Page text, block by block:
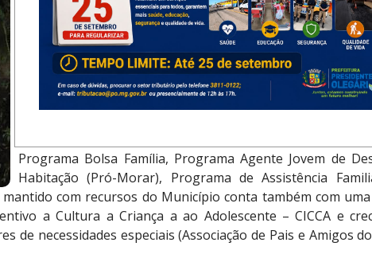
da atividade turística, novas oportunidades surgiram e
meios de hospedagem na cidade e um restaurante
A Prefeitura apóia aos investimentos nesta área e
orientações e consultoria, a qual pode ser encontrada
e-mailpoturismo@po.mg.gov.br
No Município de Presidente Olegário são
Programa Bolsa Família, Programa Agente Jovem de
Habitação (Pró-Morar), Programa de Assistência
mantido com recursos do Município conta também com
a Cultura a Criança a ao Adolescente – CICCA e
de necessidades especiais (Associação de Pais e Amigos